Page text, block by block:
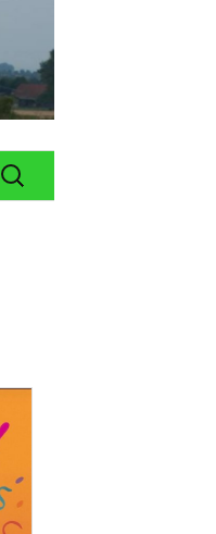
Suchen
nach: